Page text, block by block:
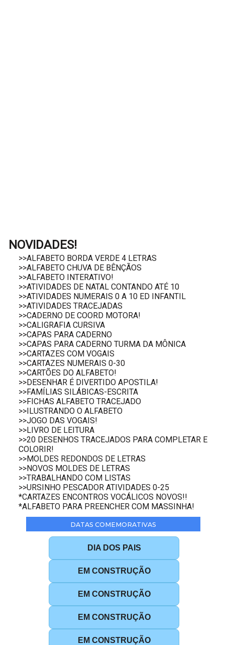
NOVIDADES!
>>ALFABETO BORDA VERDE 4 LETRAS
>>ALFABETO CHUVA DE BÊNÇÃOS
>>ALFABETO INTERATIVO!
>>ATIVIDADES DE NATAL CONTANDO ATÉ 10
>>ATIVIDADES NUMERAIS 0 A 10 ED INFANTIL
>>ATIVIDADES TRACEJADAS
>>CADERNO DE COORD MOTORA!
>>CALIGRAFIA CURSIVA
>>CAPAS PARA CADERNO
>>CAPAS PARA CADERNO TURMA DA MÔNICA
>>CARTAZES COM VOGAIS
>>CARTAZES NUMERAIS 0-30
>>CARTÕES DO ALFABETO!
>>DESENHAR É DIVERTIDO APOSTILA!
>>FAMÍLIAS SILÁBICAS-ESCRITA
>>FICHAS ALFABETO TRACEJADO
>>ILUSTRANDO O ALFABETO
>>JOGO DAS VOGAIS!
>>LIVRO DE LEITURA
>>20 DESENHOS TRACEJADOS PARA COMPLETAR E
COLORIR!
>>MOLDES REDONDOS DE LETRAS
>>NOVOS MOLDES DE LETRAS
>>TRABALHANDO COM LISTAS
>>URSINHO PESCADOR ATIVIDADES 0-25
*CARTAZES ENCONTROS VOCÁLICOS NOVOS!!
*ALFABETO PARA PREENCHER COM MASSINHA!
DATAS COMEMORATIVAS
DIA DOS PAIS
EM CONSTRUÇÃO
EM CONSTRUÇÃO
EM CONSTRUÇÃO
EM CONSTRUÇÃO